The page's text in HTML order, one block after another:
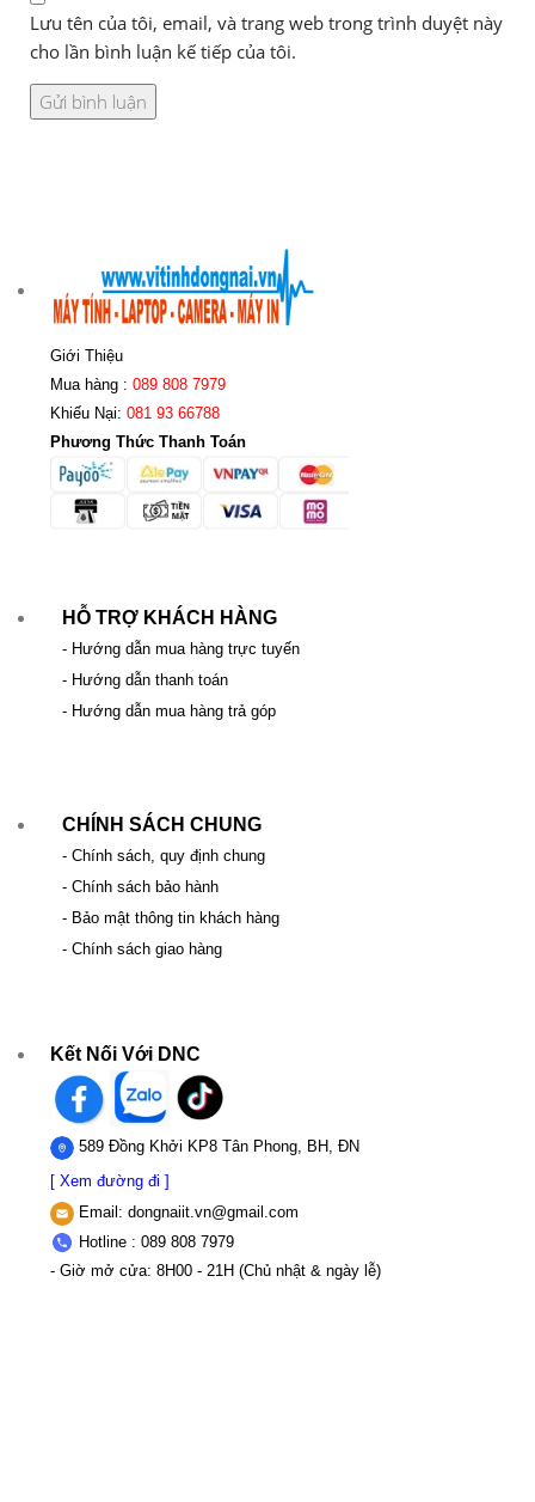
Lưu tên của tôi, email, và trang web trong trình duyệt này
cho lần bình luận kế tiếp của tôi.
Giới Thiệu
Mua hàng : 089 808 7979
Khiếu Nại: 081 93 66788
Phương Thức Thanh Toán
HỖ TRỢ KHÁCH HÀNG
- Hướng dẫn mua hàng trực tuyến
- Hướng dẫn thanh toán
- Hướng dẫn mua hàng trả góp
CHÍNH SÁCH CHUNG
- Chính sách, quy định chung
- Chính sách bảo hành
- Bảo mật thông tin khách hàng
- Chính sách giao hàng
Kết Nối Với DNC
589 Đồng Khởi KP8 Tân Phong, BH, ĐN
[ Xem đường đi ]
Email: dongnaiit.vn@gmail.com
Hotline : 089 808 7979
- Giờ mở cửa: 8H00 - 21H (Chủ nhật & ngày lễ)